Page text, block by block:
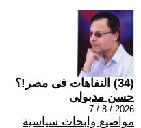
(34) التفاهات فى مصر!؟
حسن مدبولى
2026 / 8 / 7
مواضيع وابحاث سياسية